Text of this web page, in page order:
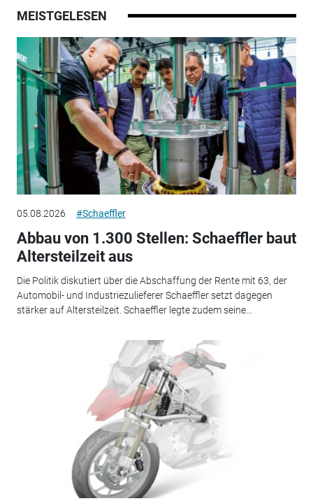
MEISTGELESEN
05.08.2026 #Schaeffler
Abbau von 1.300 Stellen: Schaeffler baut
Altersteilzeit aus
Die Politik diskutiert über die Abschaffung der Rente mit 63, der
Automobil- und Industriezulieferer Schaeffler setzt dagegen
stärker auf Altersteilzeit. Schaeffler legte zudem seine...